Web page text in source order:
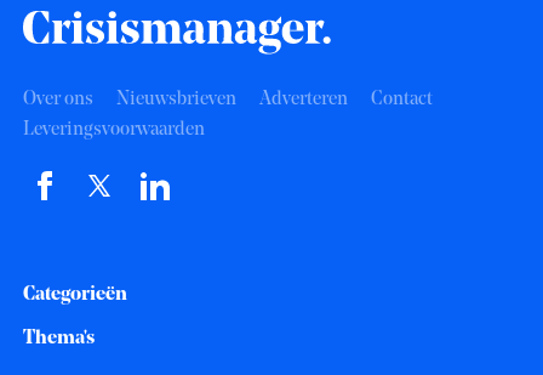
Over ons Nieuwsbrieven Adverteren
Contact
Leveringsvoorwaarden
Categorieën
Thema's